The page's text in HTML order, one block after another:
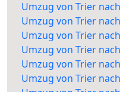
Umzug von Trier
Umzug von Trier
Umzug von Trier
Umzug von Trier
Umzug von Trier
Umzug von Trier